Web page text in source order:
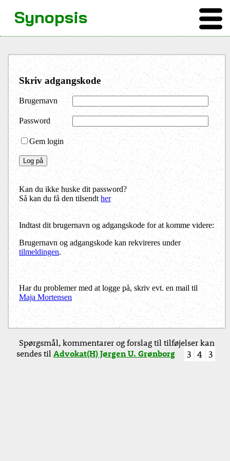
Skriv adgangskode
Brugernavn
Password
Gem login
Kan du ikke huske dit password?
Så kan du få den tilsendther
Indtast dit brugernavn og adgangskode for at komme videre:
Brugernavn og adgangskode kan rekvireres under
tilmeldingen.
Har du problemer med at logge på, skriv evt. en mail til
Maja Mortensen
Synopsis
Spørgsmål, kommentarer og forslag til tilføjelser kan
sendes tilAdvokat(H) Jørgen U. Grønborg 3 4 3